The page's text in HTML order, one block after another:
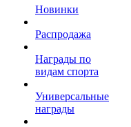
Новинки
Распродажа
Награды по
видам спорта
Универсальные
награды